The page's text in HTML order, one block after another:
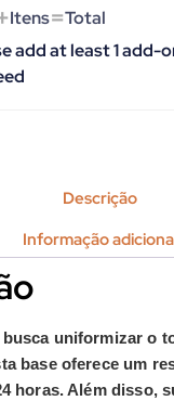
Itens=Total
add at least 1 add-
Descrição
Informação
busca uniformizar o
base oferece um
horas. Além disso,